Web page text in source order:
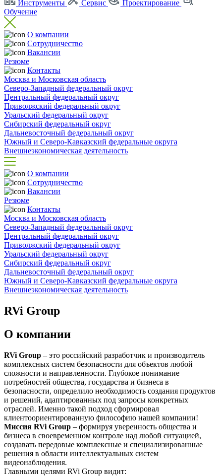
Инструменты Сервис
Проектирование
Обучение
О компании
Cотрудничество
Вакансии
Резюме
Контакты
Москва и Московская область
Северо-Западный федеральный округ
Центральный федеральный округ
Приволжский федеральный округ
Уральский федеральный округ
Сибирский федеральный округ
Дальневосточный федеральный округ
Южный и Северо-Кавказский федеральные округа
Внешнеэкономическая деятельность
О компании
Cотрудничество
Вакансии
Резюме
Контакты
Москва и Московская область
Северо-Западный федеральный округ
Центральный федеральный округ
Приволжский федеральный округ
Уральский федеральный округ
Сибирский федеральный округ
Дальневосточный федеральный округ
Южный и Северо-Кавказский федеральные округа
Внешнеэкономическая деятельность
RVi Group
О компании
RVi Group – это российский разработчик и производитель
комплексных систем безопасности для объектов любой
сложности и направленности. Глубокое понимание
потребностей общества, государства и бизнеса в
безопасности, определило необходимость создания продуктов
и решений, адаптированных под запросы конкретных
отраслей. Именно такой подход сформировал
клиентоориентированную философию нашей компании!
Миссия RVi Group – формируя уверенность общества и
бизнеса в своевременном контроле над любой ситуацией,
создавать передовые комплексные и специализированные
решения в области интеллектуальных систем
видеонаблюдения.
Главными целями RVi Group видит: